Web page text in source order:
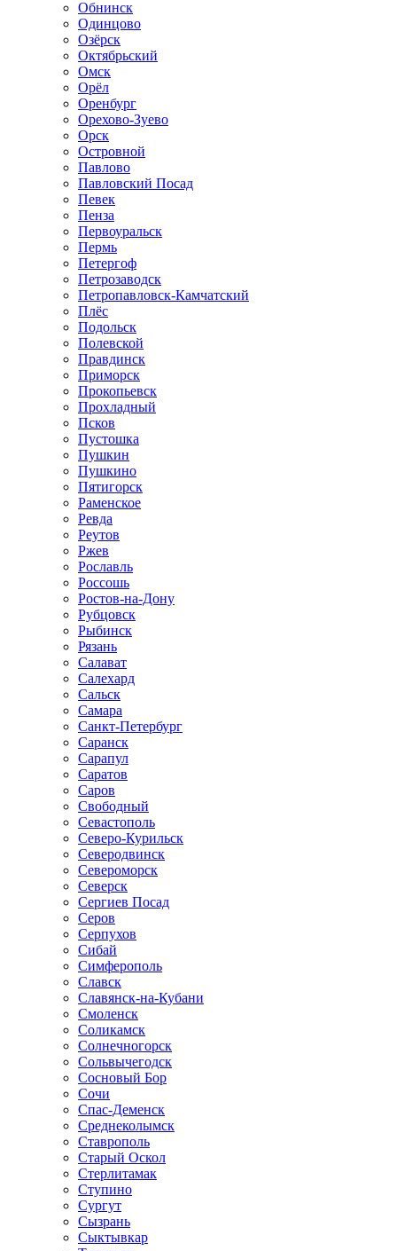
Обнинск
Одинцово
Озёрск
Октябрьский
Омск
Орёл
Оренбург
Орехово-Зуево
Орск
Островной
Павлово
Павловский Посад
Певек
Пенза
Первоуральск
Пермь
Петергоф
Петрозаводск
Петропавловск-Камчатский
Плёс
Подольск
Полевской
Правдинск
Приморск
Прокопьевск
Прохладный
Псков
Пустошка
Пушкин
Пушкино
Пятигорск
Раменское
Ревда
Реутов
Ржев
Рославль
Россошь
Ростов-на-Дону
Рубцовск
Рыбинск
Рязань
Салават
Салехард
Сальск
Самара
Санкт-Петербург
Саранск
Сарапул
Саратов
Саров
Свободный
Севастополь
Северо-Курильск
Северодвинск
Североморск
Северск
Сергиев Посад
Серов
Серпухов
Сибай
Симферополь
Славск
Славянск-на-Кубани
Смоленск
Соликамск
Солнечногорск
Сольвычегодск
Сосновый Бор
Сочи
Спас-Деменск
Среднеколымск
Ставрополь
Старый Оскол
Стерлитамак
Ступино
Сургут
Сызрань
Сыктывкар